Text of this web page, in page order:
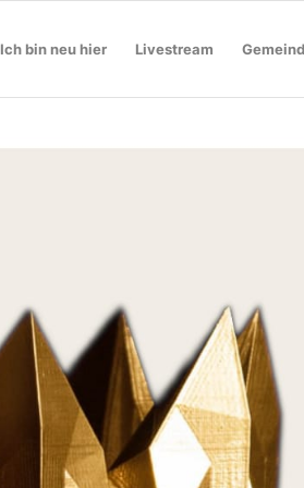
Ich bin neu hier Livestream